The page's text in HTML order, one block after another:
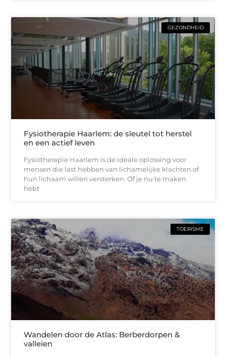
GEZONDHEID
Fysiotherapie Haarlem: de sleutel tot herstel
en een actief leven
Fysiotherapie Haarlem is de ideale oplossing voor
mensen die last hebben van lichamelijke klachten of
hun lichaam willen versterken. Of je nu te maken
hebt
TOERISME
Wandelen door de Atlas: Berberdorpen &
valleien